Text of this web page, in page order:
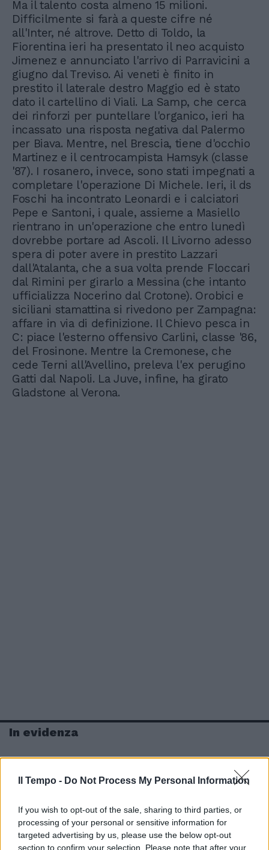
Il Tempo - Do Not Process My Personal Information
If you wish to opt-out of the sale, sharing to third parties, or
processing of your personal or sensitive information for
targeted advertising by us, please use the below opt-out
section to confirm your selection. Please note that after your
Ma il talento costa almeno 15 milioni.
Difficilmente si farà a queste cifre né
all'Inter, né altrove. Detto di Toldo, la
Fiorentina ieri ha presentato il neo acquisto
Jimenez e annunciato l'arrivo di Parravicini a
giugno dal Treviso. Ai veneti è finito in
prestito il laterale destro Maggio ed è stato
dato il cartellino di Viali. La Samp, che cerca
dei rinforzi per puntellare l'organico, ieri ha
incassato una risposta negativa dal Palermo
per Biava. Mentre, nel Brescia, tiene d'occhio
Martinez e il centrocampista Hamsyk (classe
'87). I rosanero, invece, sono stati impegnati a
completare l'operazione Di Michele. Ieri, il ds
Foschi ha incontrato Leonardi e i calciatori
Pepe e Santoni, i quale, assieme a Masiello
rientrano in un'operazione che entro lunedì
dovrebbe portare ad Ascoli. Il Livorno adesso
spera di poter avere in prestito Lazzari
dall'Atalanta, che a sua volta prende Floccari
dal Rimini per girarlo a Messina (che intanto
ufficializza Nocerino dal Crotone). Orobici e
siciliani stamattina si rivedono per Zampagna:
affare in via di definizione. Il Chievo pesca in
C: piace l'esterno offensivo Carlini, classe '86,
del Frosinone. Mentre la Cremonese, che
cede Terni all'Avellino, preleva l'ex perugino
Gatti dal Napoli. La Juve, infine, ha girato
Gladstone al Verona.
In evidenza